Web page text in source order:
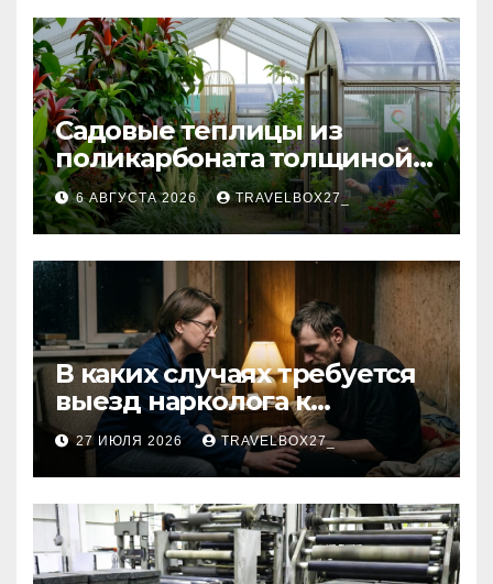
Садовые теплицы из
поликарбоната толщиной 4
и 6 мм
6 АВГУСТА 2026 TRAVELBOX27_
В каких случаях требуется
выезд нарколога к
пациенту
27 ИЮЛЯ 2026 TRAVELBOX27_